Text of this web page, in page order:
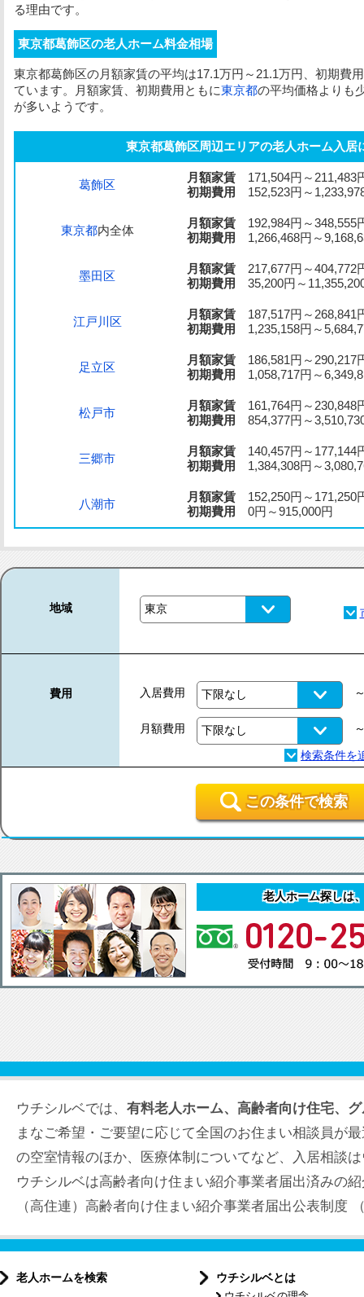
る理由です。
東京都葛飾区の老人ホーム料金相場
東京都葛飾区の月額家賃の平均は17.1万円～21.1万円、初期費
ています。月額家賃、初期費用ともに東京都の平均価格よりも
が多いようです。
東京都葛飾区周辺エリアの老人ホーム入居
葛飾区
月額家賃 171,504円～211,483
初期費用
152,523円～
東京都内全体
月額家賃 192,984円～348,555
初期費用
1,266,468円～
墨田区
月額家賃 217,677円～404,772
初期費用
35,200円～
江戸川区
月額家賃 187,517円～268,841
初期費用
1,235,158円～
足立区
月額家賃 186,581円～290,217
初期費用
1,058,717円～
松戸市
月額家賃 161,764円～230,848
初期費用
854,377円～
三郷市
月額家賃 140,457円～177,144
初期費用
1,384,308円～
八潮市
月額家賃 152,250円～171,250
初期費用
0円～915,000円
地域
費用 入居費用
月額費用
この条件で検索
老人ホーム探しは
ウチシルベでは、 有料老人ホーム、高齢者向け住宅、
まなご希望・ご要望に応じて全国のお住まい相談員が
の空室情報のほか、医療体制についてなど、入居相談
ウチシルベは高齢者向け住まい紹介事業者届出済みの
（高住連）高齢者向け住まい紹介事業者届出公表制度
老人ホームを検索 ウチシルベとは